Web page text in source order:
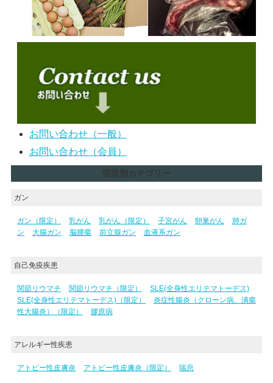
お問い合わせ（一般）
お問い合わせ（会員）
症状別カテゴリー
ガン
ガン（限定） 乳がん 乳がん（限定） 子宮がん 卵巣がん
肺ガ
ン
大腸ガン 脳腫瘍 前立腺ガン 血液系ガン
自己免疫疾患
関節リウマチ 関節リウマチ（限定）
SLE(全身性エリテマトーデス)
SLE(全身性エリテマトーデス)（限定）
炎症性腸炎（クローン病、潰瘍
性大腸炎）（限定）
膠原病
アレルギー性疾患
アトピー性皮膚炎 アトピー性皮膚炎（限定） 喘息